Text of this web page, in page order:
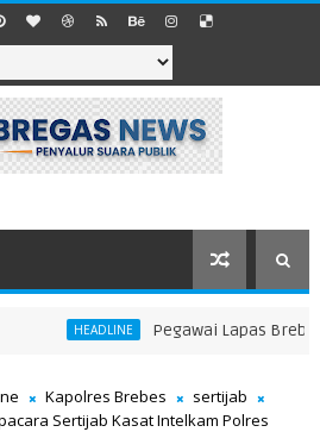
HEADLINE Pegawai Lapas Brebes
Kapolres Brebes
sertijab
Sertijab Kasat Intelkam Polres